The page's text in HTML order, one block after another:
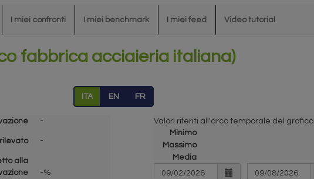
I miei confronti I miei benchmark I miei feed Video tutorial
fabbrica acciaieria italiana)
ITA EN FR
-
-
alla
-%
Valori riferiti all'arco temporale del grafico
Minimo
Massimo
Media